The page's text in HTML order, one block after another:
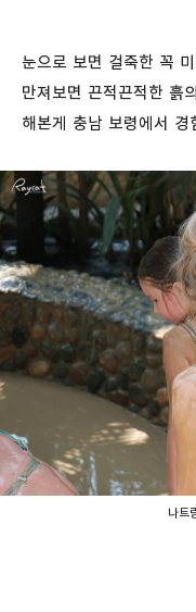
눈으로 보면 걸죽한 꼭
만져보면 끈적끈적한 흙
해본게 충남 보령에서
나트